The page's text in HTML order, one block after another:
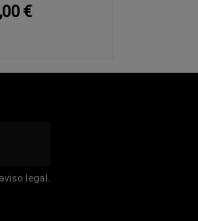
€
legal.